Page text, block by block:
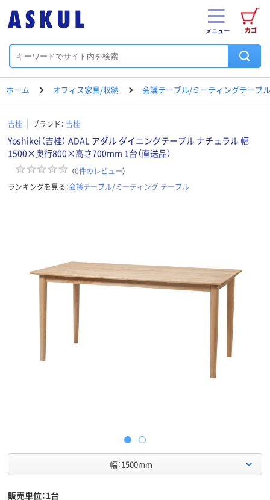
カゴ
メニュー
ホーム オフィス家具/収納 会議テーブル/ミーティングテーブル
吉桂 ブランド： 吉桂
Yoshikei（吉桂） ADAL アダル ダイニングテーブル ナチュラル 幅
1500×奥行800×高さ700mm 1台（直送品）
（0件のレビュー）
ランキングを見る：会議テーブル/ミーティング テーブル
幅：1500mm
販売単位：1台